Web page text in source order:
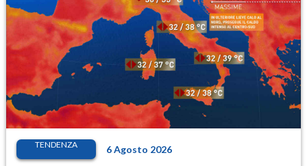
TENDENZA 6 Agosto 2026